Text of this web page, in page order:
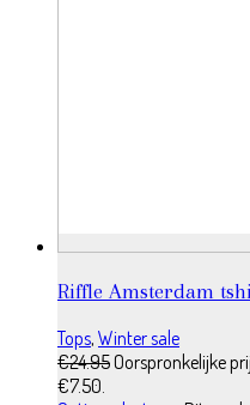
Riffle Amsterdam
Tops, Winter sale
€24.95Oorspronkelijke
€7.50.